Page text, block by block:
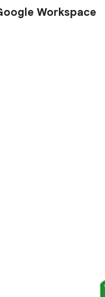
Workspace